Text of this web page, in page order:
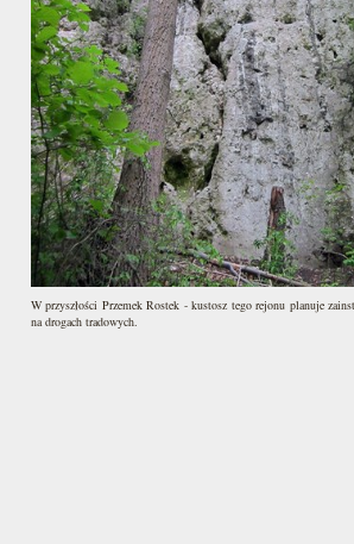
W przyszłości Przemek Rostek - kustosz tego rejonu planuje
na drogach tradowych.